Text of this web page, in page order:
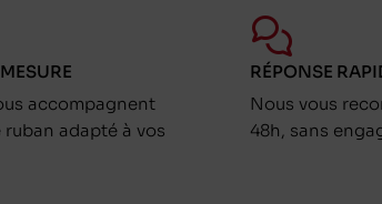
accompagnent
adapté à vos
RÉPONSE
Nous vous
48h, sans